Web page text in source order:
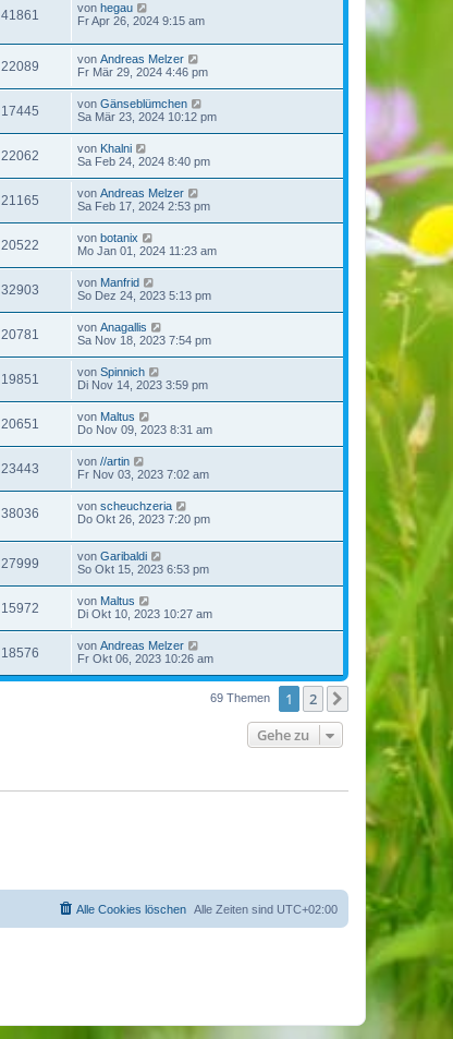
41861 von hegau
Fr Apr 26, 2024 9:15 am
22089 von Andreas Melzer
Fr Mär 29, 2024 4:46 pm
17445 von Gänseblümchen
Sa Mär 23, 2024 10:12 pm
22062 von Khalni
Sa Feb 24, 2024 8:40 pm
21165 von Andreas Melzer
Sa Feb 17, 2024 2:53 pm
20522 von botanix
Mo Jan 01, 2024 11:23 am
32903 von Manfrid
So Dez 24, 2023 5:13 pm
20781 von Anagallis
Sa Nov 18, 2023 7:54 pm
19851 von Spinnich
Di Nov 14, 2023 3:59 pm
20651 von Maltus
Do Nov 09, 2023 8:31 am
23443 von //artin
Fr Nov 03, 2023 7:02 am
38036 von scheuchzeria
Do Okt 26, 2023 7:20 pm
27999 von Garibaldi
So Okt 15, 2023 6:53 pm
15972 von Maltus
Di Okt 10, 2023 10:27 am
18576 von Andreas Melzer
Fr Okt 06, 2023 10:26 am
69 Themen 1 2 Nächste
Gehe zu
Alle Zeiten sind UTC+02:00
Alle Cookies löschen